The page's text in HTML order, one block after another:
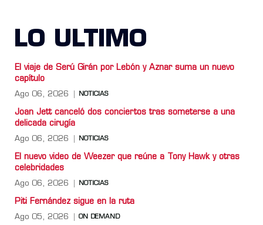
LO ULTIMO
El viaje de Serú Girán por Lebón y Aznar suma un nuevo
capítulo
Ago 06, 2026 NOTICIAS
Joan Jett canceló dos conciertos tras someterse a una
delicada cirugía
Ago 06, 2026 NOTICIAS
El nuevo video de Weezer que reúne a Tony Hawk y otras
celebridades
Ago 06, 2026 NOTICIAS
Piti Fernández sigue en la ruta
Ago 05, 2026 ON DEMAND